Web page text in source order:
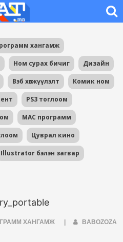
хангамж
Ном сурах бичиг Дизайн
Вэб хөгжүүлэлт Комик ном
PS3 тоглоом
MAC программ
Цуврал кино
Illustrator бэлэн загвар
ХАНГАМЖ BABOZOZA